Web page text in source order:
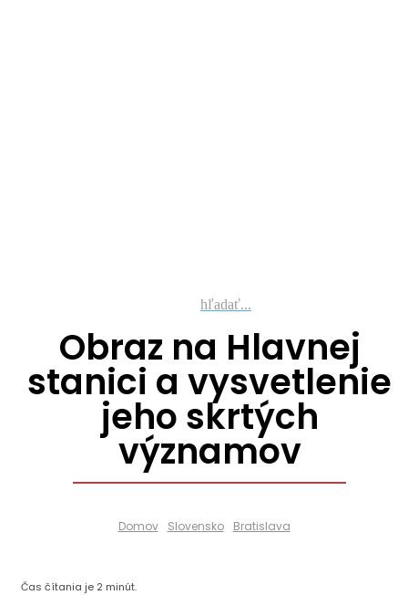
hľadať...
Obraz na Hlavnej
stanici a vysvetlenie
jeho skrtých
významov
Domov Slovensko Bratislava
Čas čítania je 2 minút.